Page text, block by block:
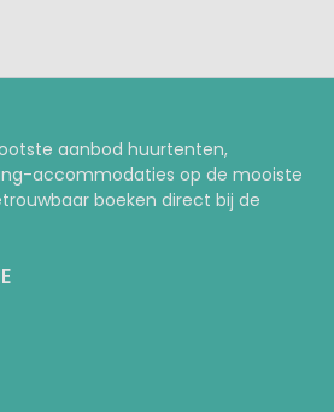
aanbod huurtenten,
accommodaties op de mooiste
boeken direct bij de